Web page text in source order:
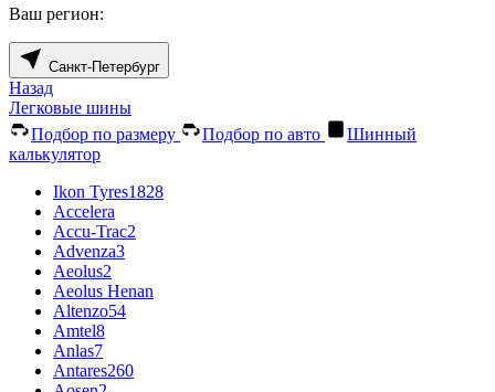
Ваш регион:
Санкт-Петербург
Назад
Легковые шины
Подбор по размеру
Подбор по авто
Шинный
калькулятор
Ikon Tyres1828
Accelera
Accu-Trac2
Advenza3
Aeolus2
Aeolus Henan
Altenzo54
Amtel8
Anlas7
Antares260